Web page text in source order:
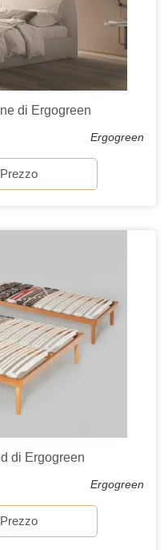
di Ergogreen
Ergogreen
di Ergogreen
Ergogreen